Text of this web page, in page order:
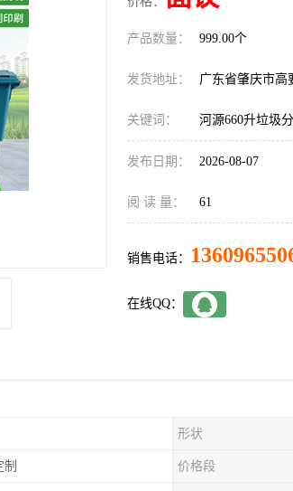
产品数量： 999.00个
发货地址： 广东省肇庆市高
关键词： 河源660升垃圾
发布日期： 2026-08-07
阅 读 量： 61
销售电话：
在线QQ：
形状
制 价格段